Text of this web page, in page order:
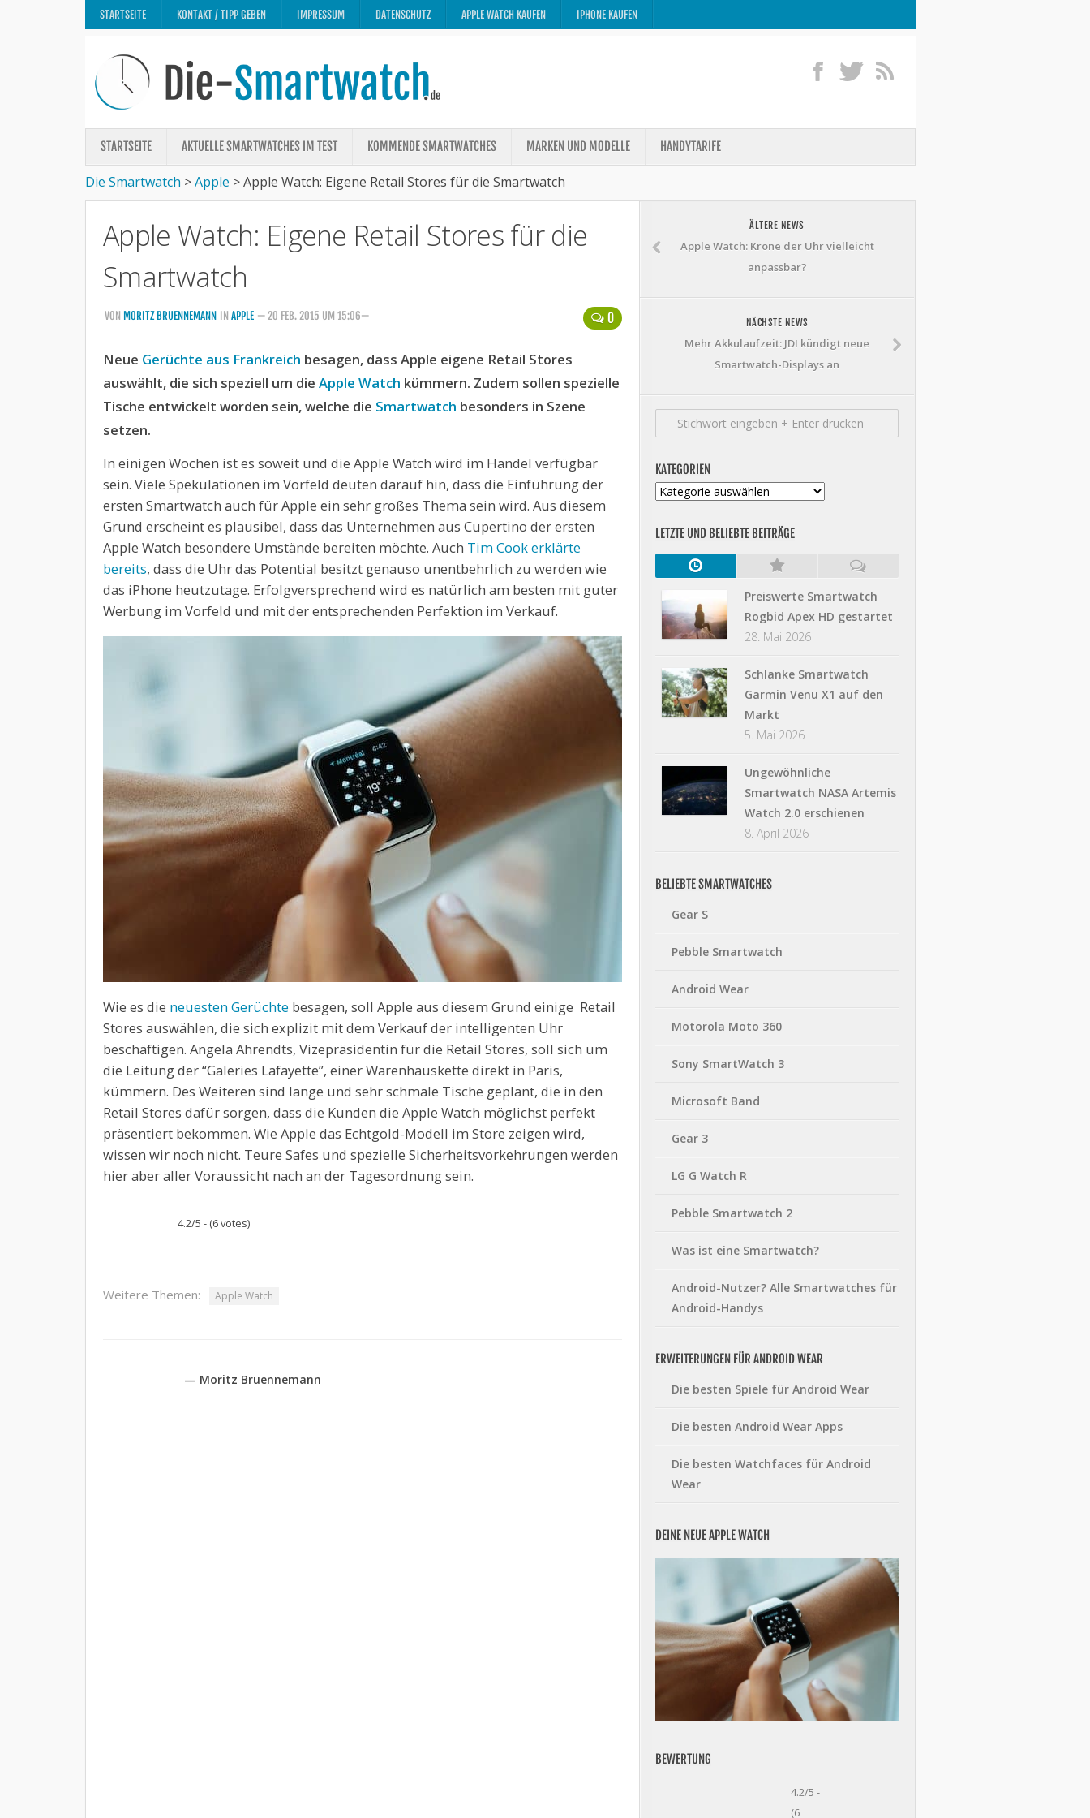
STARTSEITE KONTAKT / TIPP GEBEN IMPRESSUM DATENSCHUTZ APPLE WATCH KAUFEN IPHONE KAUFEN
STARTSEITE AKTUELLE SMARTWATCHES IM TEST KOMMENDE SMARTWATCHES MARKEN UND MODELLE HANDYTARIFE
Die Smartwatch >Apple >Apple Watch: Eigene Retail Stores für die Smartwatch
Apple Watch: Eigene Retail Stores für die
Smartwatch
0
VON MORITZ BRUENNEMANN IN APPLE — 20 FEB. 2015 UM 15:06—
Neue Gerüchte aus Frankreich besagen, dass Apple eigene Retail Stores
auswählt, die sich speziell um die Apple Watch kümmern. Zudem sollen spezielle
Tische entwickelt worden sein, welche die Smartwatch besonders in Szene
setzen.
In einigen Wochen ist es soweit und die Apple Watch wird im Handel verfügbar
sein. Viele Spekulationen im Vorfeld deuten darauf hin, dass die Einführung der
ersten Smartwatch auch für Apple ein sehr großes Thema sein wird. Aus diesem
Grund erscheint es plausibel, dass das Unternehmen aus Cupertino der ersten
Apple Watch besondere Umstände bereiten möchte. Auch Tim Cook erklärte
bereits, dass die Uhr das Potential besitzt genauso unentbehrlich zu werden wie
das iPhone heutzutage. Erfolgversprechend wird es natürlich am besten mit guter
Werbung im Vorfeld und mit der entsprechenden Perfektion im Verkauf.
Wie es die neuesten Gerüchte besagen, soll Apple aus diesem Grund einige Retail
Stores auswählen, die sich explizit mit dem Verkauf der intelligenten Uhr
beschäftigen. Angela Ahrendts, Vizepräsidentin für die Retail Stores, soll sich um
die Leitung der “Galeries Lafayette”, einer Warenhauskette direkt in Paris,
kümmern. Des Weiteren sind lange und sehr schmale Tische geplant, die in den
Retail Stores dafür sorgen, dass die Kunden die Apple Watch möglichst perfekt
präsentiert bekommen. Wie Apple das Echtgold-Modell im Store zeigen wird,
wissen wir noch nicht. Teure Safes und spezielle Sicherheitsvorkehrungen werden
hier aber aller Voraussicht nach an der Tagesordnung sein.
4.2/5 - (6 votes)
Weitere Themen: Apple Watch
— Moritz Bruennemann
ÄLTERE NEWS
Apple Watch: Krone der Uhr vielleicht
anpassbar?
NÄCHSTE NEWS
Mehr Akkulaufzeit: JDI kündigt neue
Smartwatch-Displays an
KATEGORIEN
Kategorien
LETZTE UND BELIEBTE BEITRÄGE
Preiswerte Smartwatch
Rogbid Apex HD gestartet
28. Mai 2026
Schlanke Smartwatch
Garmin Venu X1 auf den
Markt
5. Mai 2026
Ungewöhnliche
Smartwatch NASA Artemis
Watch 2.0 erschienen
8. April 2026
BELIEBTE SMARTWATCHES
Gear S
Pebble Smartwatch
Android Wear
Motorola Moto 360
Sony SmartWatch 3
Microsoft Band
Gear 3
LG G Watch R
Pebble Smartwatch 2
Was ist eine Smartwatch?
Android-Nutzer? Alle Smartwatches für
Android-Handys
ERWEITERUNGEN FÜR ANDROID WEAR
Die besten Spiele für Android Wear
Die besten Android Wear Apps
Die besten Watchfaces für Android
Wear
DEINE NEUE APPLE WATCH
BEWERTUNG
4.2/5 -
(6